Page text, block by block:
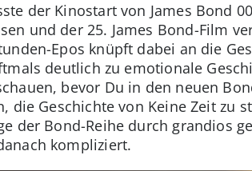
der Kinostart von James Bond
und der 25. James Bond-Film
Epos knüpft dabei an die
deutlich zu emotionale
bevor Du in den neuen
die Geschichte von Keine Zeit zu
der Bond-Reihe durch grandios
kompliziert.